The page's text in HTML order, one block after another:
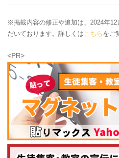
※掲載内容の修正や追加は、2024年
だいております。詳しくは こちら をご
<PR>